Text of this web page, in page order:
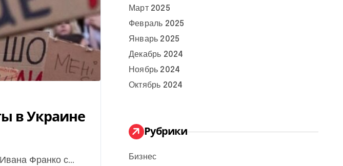
в Украине
Франко с...
Март 2025
Февраль 2025
Январь 2025
Декабрь 2024
Ноябрь 2024
Октябрь 2024
Рубрики
Бизнес